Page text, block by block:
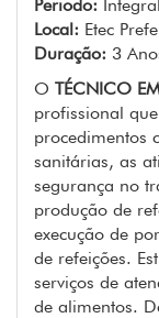
Periodo:
Local: Etec
Duração: 3
O TÉCNICO
profissional
procedimentos
sanitárias, as
segurança no
produção de
execução de
de refeições.
serviços de
de alimentos.